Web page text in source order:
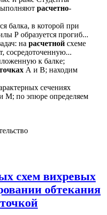
расчетно-
балка, в которой при
Р образуется прогиб...
на расчетной схеме
сосредоточенную...
к балке;
А и В; находим
сечениях
M; по эпюре определяем
схем вихревых
обтекания